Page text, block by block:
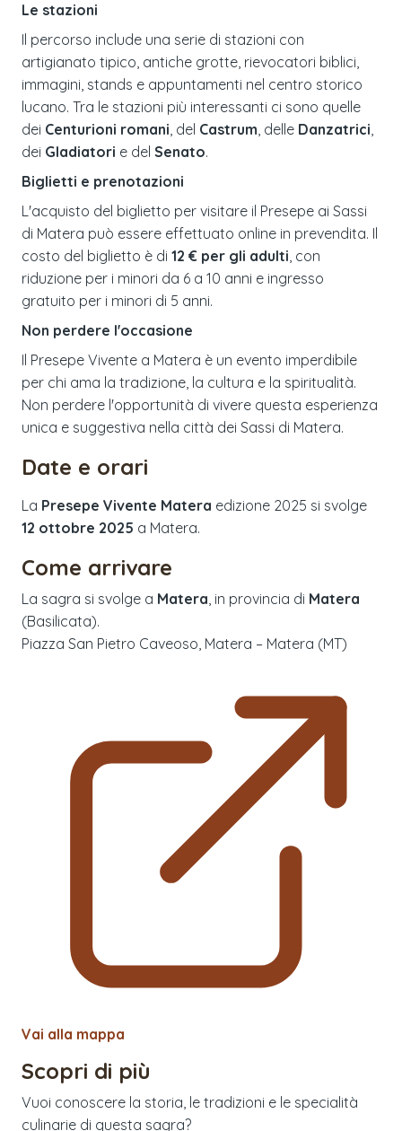
Le stazioni
Il percorso include una serie di stazioni con
artigianato tipico, antiche grotte, rievocatori biblici,
immagini, stands e appuntamenti nel centro storico
lucano. Tra le stazioni più interessanti ci sono quelle
dei Centurioni romani , del Castrum , delle Danzatrici
dei Gladiatori e del Senato.
Biglietti e prenotazioni
L'acquisto del biglietto per visitare il Presepe ai Sassi
di Matera può essere effettuato online in prevendita. Il
costo del biglietto è di 12 € per gli adulti , con
riduzione per i minori da 6 a 10 anni e ingresso
gratuito per i minori di 5 anni.
Non perdere l'occasione
Il Presepe Vivente a Matera è un evento imperdibile
per chi ama la tradizione, la cultura e la spiritualità.
Non perdere l'opportunità di vivere questa esperienza
unica e suggestiva nella città dei Sassi di Matera.
Date e orari
La Presepe Vivente Matera edizione 2025 si svolge
12 ottobre 2025 a Matera.
Come arrivare
La sagra si svolge a Matera , in provincia di Matera
(Basilicata).
Piazza San Pietro Caveoso, Matera – Matera (MT)
Vai alla mappa
Scopri di più
Vuoi conoscere la storia, le tradizioni e le specialità
culinarie di questa sagra?